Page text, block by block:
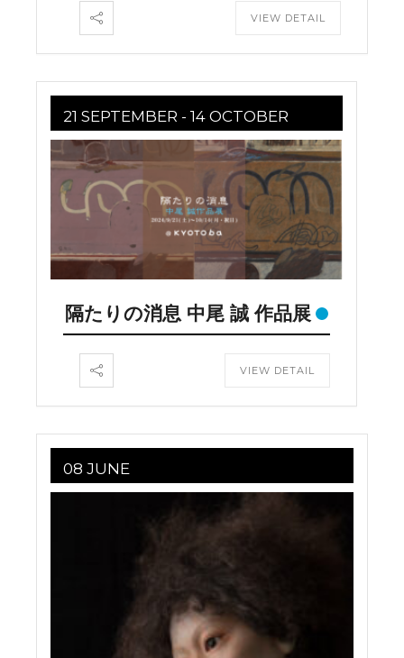
VIEW DETAIL
21 SEPTEMBER - 14 OCTOBER
隔たりの消息 中尾 誠 作品展
VIEW DETAIL
08 JUNE